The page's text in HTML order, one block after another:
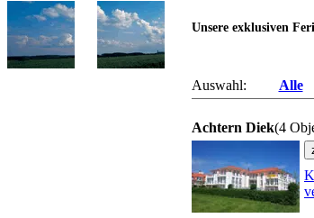
Unsere exklusiven
Auswahl: Alle
Achtern Diek(4